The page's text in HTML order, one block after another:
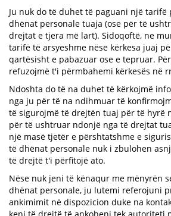
Ju nuk do të duhet të paguani një tarifë
dhënat personale tuaja (ose për të
drejtat e tjera më lart). Sidoqoftë, ne
tarifë të arsyeshme nëse kërkesa juaj
qartësisht e pabazuar ose e tepruar.
refuzojmë t'i përmbahemi kërkesës në
Ndoshta do të na duhet të kërkojmë
nga ju për të na ndihmuar të
të sigurojmë të drejtën tuaj për të hyrë
për të ushtruar ndonjë nga të drejtat
një masë tjetër e përshtatshme e
të dhënat personale nuk i zbulohen
të drejtë t'i përfitojë ato.
Nëse nuk jeni të kënaqur me mënyrën
dhënat personale, ju lutemi referojuni
ankimimit në dispozicion duke na